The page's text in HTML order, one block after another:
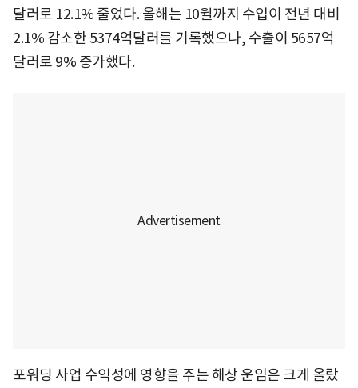
달러로 12.1% 줄었다. 올해는 10월까지 수입이 전년 대비
2.1% 감소한 5374억달러를 기록했으나, 수출이 5657억
달러로 9% 증가했다.
포워딩 사업 수익성에 영향을 주는 해상 운임은 크게 올랐